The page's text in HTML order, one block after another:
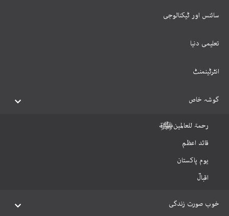
سائنس اور ٹیکنالوجی
تعلیمی دنیا
انٹرٹینمنٹ
گوشہ خاص
رحمۃ للعالمینﷺ
قائد اعظم
یوم پاکستان
اقبالؒ
خوب صورت زندگی